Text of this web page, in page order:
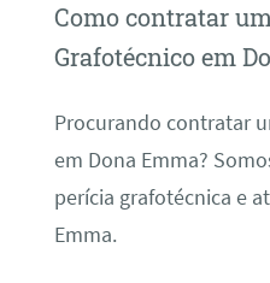
Como contratar
Grafotécnico em
Procurando contratar
em Dona Emma?
perícia grafotécnica e
Emma.